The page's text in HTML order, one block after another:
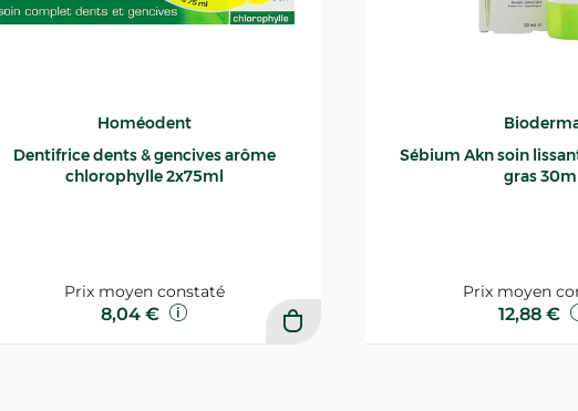
Homéodent
Dentifrice dents & gencives arôme
chlorophylle 2x75ml
Prix moyen constaté
8,04 €
Sébium Akn soin lissant
gras
Prix moyen
12,88 €